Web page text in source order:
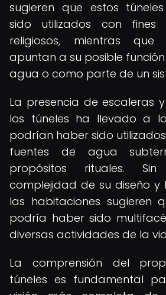
sugieren que estos
sido utilizados con fines
religiosos, mientras que
apuntan a su posible
agua o como parte de un
La presencia de escaleras
los túneles ha llevado a
podrían haber sido
fuentes de agua
propósitos rituales.
complejidad de su diseño y
las habitaciones sugieren
podría haber sido
diversas actividades de la
La comprensión del
túneles es fundamental